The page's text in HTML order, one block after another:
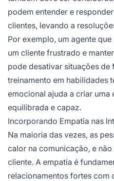
podem entender e
clientes, levando a
Por exemplo, um agente
um cliente frustrado e
pode desativar situações de
treinamento em habilidades
emocional ajuda a criar uma
equilibrada e capaz.
Incorporando Empatia nas
Na maioria das vezes, as
calor na comunicação, e
cliente. A empatia é
relacionamentos fortes com